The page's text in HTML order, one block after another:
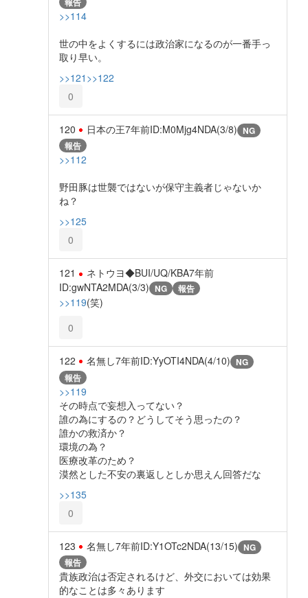
>>114
世の中をよくするには政治家になるのが一番手っ
取り早い。
>>121 >>122
0
120 日本の王7年前ID:M0Mjg4NDA(3/8) NG
報告
>>112
野田豚は世襲ではないが保守主義者じゃないか
ね？
>>125
0
121 ネトウヨ◆BUI/UQ/KBA7年前
ID:gwNTA2MDA(3/3) NG 報告
>>119(笑)
0
122 名無し7年前ID:YyOTI4NDA(4/10) NG
報告
>>119
その時点で妄想入ってない？
誰の為にするの？どうしてそう思ったの？
誰かの救済か？
環境の為？
医療改革のため？
漠然とした不安の裏返しとしか思えん回答だな
>>135
0
123 名無し7年前ID:Y1OTc2NDA(13/15) NG
報告
貴族政治は否定されるけど、外交においては効果
的なことは多々あります